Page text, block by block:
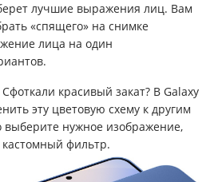
лучшие выражения лиц. Вам
«спящего» на снимке
лица на один
красивый закат? В Galaxy
эту цветовую схему к другим
выберите нужное изображение,
фильтр.